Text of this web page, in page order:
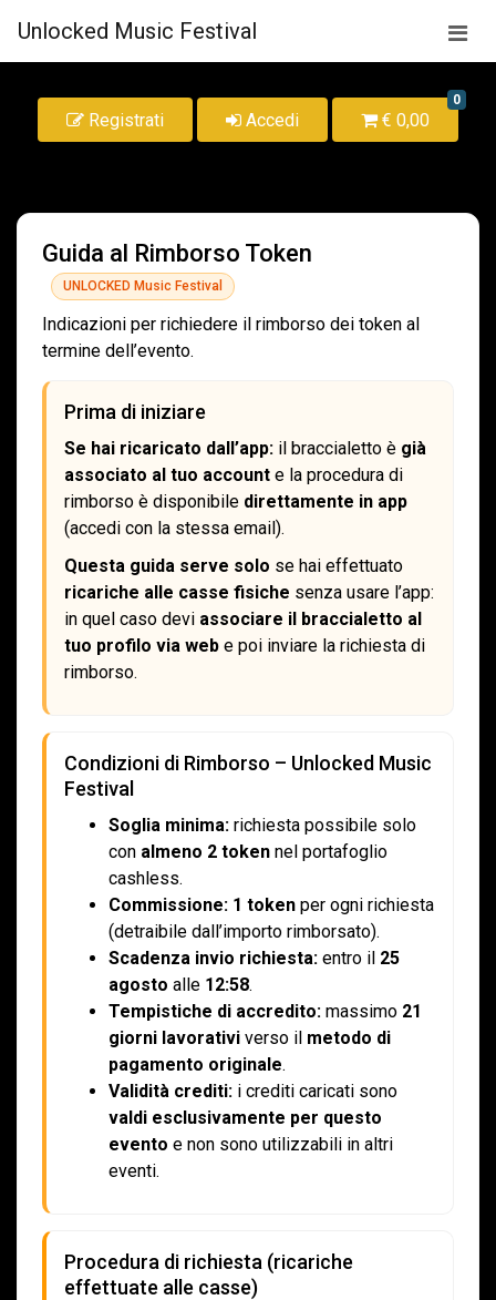
Unlocked Music Festival
Registrati Accedi € 0,00
0
Guida al Rimborso Token
UNLOCKED Music Festival
Indicazioni per richiedere il rimborso dei token al
termine dell’evento.
Prima di iniziare
Se hai ricaricato dall’app: il braccialetto è già
associato al tuo account e la procedura di
rimborso è disponibile direttamente in app
(accedi con la stessa email).
Questa guida serve solo se hai effettuato
ricariche alle casse fisiche senza usare l’app:
in quel caso devi associare il braccialetto al
tuo profilo via web e poi inviare la richiesta di
rimborso.
Condizioni di Rimborso – Unlocked Music
Festival
Soglia minima: richiesta possibile solo
con almeno 2 token nel portafoglio
cashless.
Commissione: 1 token per ogni richiesta
(detraibile dall’importo rimborsato).
Scadenza invio richiesta: entro il 25
agosto alle 12:58.
Tempistiche di accredito: massimo 21
giorni lavorativi verso il metodo di
pagamento originale.
Validità crediti: i crediti caricati sono
valdi esclusivamente per questo
evento e non sono utilizzabili in altri
eventi.
Procedura di richiesta (ricariche
effettuate alle casse)